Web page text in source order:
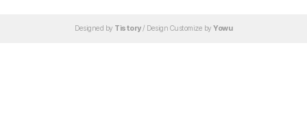
Designed by Tistory/ Design Customize by Yowu